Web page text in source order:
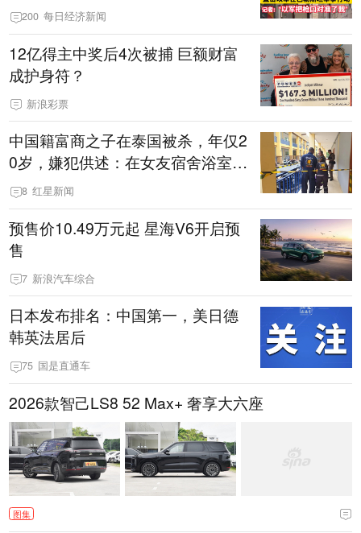
200 每日经济新闻
12亿得主中奖后4次被捕 巨额财富
成护身符？
新浪彩票
中国籍富商之子在泰国被杀，年仅2
0岁，嫌犯供述：在女友宿舍浴室发
现他，持刀询问身份时发生拉扯
8 红星新闻
预售价10.49万元起 星海V6开启预
售
7 新浪汽车综合
日本发布排名：中国第一，美日德
韩英法居后
75 国是直通车
2026款智己LS8 52 Max+ 奢享大六座
图集